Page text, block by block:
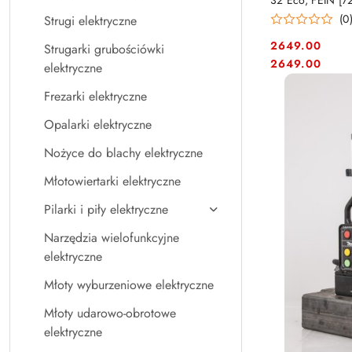
Strugi elektryczne
Strugarki grubościówki
elektryczne
Frezarki elektryczne
Opalarki elektryczne
Nożyce do blachy elektryczne
Młotowiertarki elektryczne
Pilarki i piły elektryczne
Narzędzia wielofunkcyjne
elektryczne
Młoty wyburzeniowe elektryczne
Młoty udarowo-obrotowe
elektryczne
mm
(0)
Cena:
2649.00
Cena:
2649.00